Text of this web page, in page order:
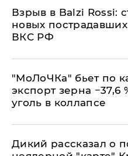
Взрыв в Balzi Rossi:
новых
ВКС РФ
​"МоЛоЧКа" бьет по
экспорт зерна −37,6
уголь в коллапсе
Дикий рассказал о